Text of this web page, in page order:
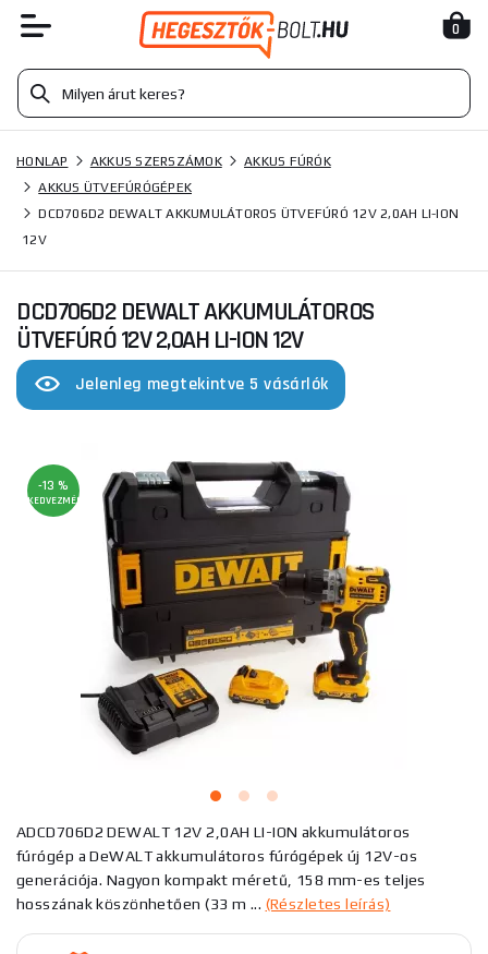
0
HONLAP AKKUS SZERSZÁMOK
AKKUS FÚRÓK
AKKUS ÜTVEFÚRÓGÉPEK
DCD706D2 DEWALT AKKUMULÁTOROS ÜTVEFÚRÓ 12V 2,0AH LI-ION
12V
DCD706D2 DEWALT AKKUMULÁTOROS
ÜTVEFÚRÓ 12V 2,0AH LI-ION 12V
Jelenleg megtekintve 5 vásárlók
-13 %
KEDVEZMÉNY
ADCD706D2 DEWALT 12V 2,0AH LI-ION akkumulátoros
fúrógép a DeWALT akkumulátoros fúrógépek új 12V-os
generációja. Nagyon kompakt méretű, 158 mm-es teljes
hosszának köszönhetően (33 m ... (Részletes leírás)